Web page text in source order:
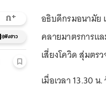
ก+
ฟังข่าว
อธิบดีกรมอนามัย
คลายมาตรการแ
เสี่ยงโควิด สุ่มตร
เมื่อเวลา 13.30